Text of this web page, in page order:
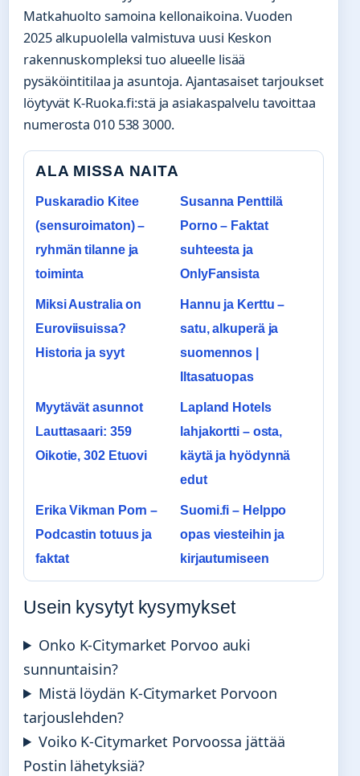
Matkahuolto samoina kellonaikoina. Vuoden
2025 alkupuolella valmistuva uusi Keskon
rakennuskompleksi tuo alueelle lisää
pysäköintitilaa ja asuntoja. Ajantasaiset tarjoukset
löytyvät K-Ruoka.fi:stä ja asiakaspalvelu tavoittaa
numerosta 010 538 3000.
ALA MISSA NAITA
Puskaradio Kitee
(sensuroimaton) –
ryhmän tilanne ja
toiminta
Susanna Penttilä
Porno – Faktat
suhteesta ja
OnlyFansista
Miksi Australia on
Euroviisuissa?
Historia ja syyt
Hannu ja Kerttu –
satu, alkuperä ja
suomennos |
Iltasatuopas
Myytävät asunnot
Lauttasaari: 359
Oikotie, 302 Etuovi
Lapland Hotels
lahjakortti – osta,
käytä ja hyödynnä
edut
Erika Vikman Porn –
Podcastin totuus ja
faktat
Suomi.fi – Helppo
opas viesteihin ja
kirjautumiseen
Usein kysytyt kysymykset
Onko K-Citymarket Porvoo auki
sunnuntaisin?
Mistä löydän K-Citymarket Porvoon
tarjouslehden?
Voiko K-Citymarket Porvoossa jättää
Postin lähetyksiä?